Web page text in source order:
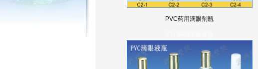
PVC药用滴眼剂瓶